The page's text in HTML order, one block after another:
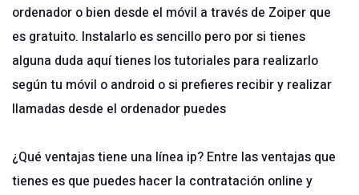
ordenador o bien desde el móvil a través de Zoiper que
es gratuito. Instalarlo es sencillo pero por si tienes
alguna duda aquí tienes los tutoriales para realizarlo
según tu móvil o android o si prefieres recibir y realizar
llamadas desde el ordenador puedes
¿Qué ventajas tiene una línea ip? Entre las ventajas que
tienes es que puedes hacer la contratación online y